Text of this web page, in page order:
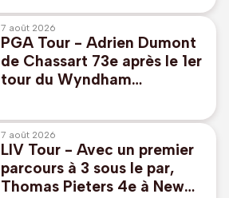
7 août 2026
PGA Tour - Adrien Dumont
de Chassart 73e après le 1er
tour du Wyndham
Nord
7 août 2026
LIV Tour - Avec un premier
parcours à 3 sous le par,
Thomas Pieters 4e à New